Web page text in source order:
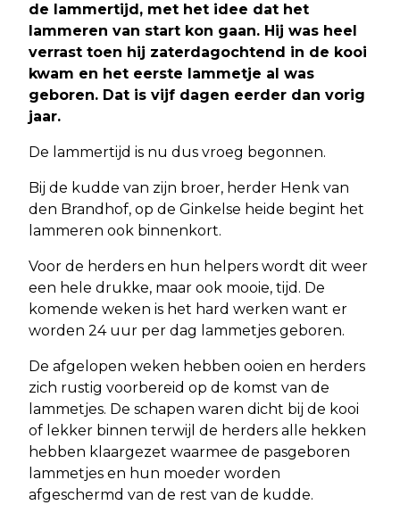
de lammertijd, met het idee dat het
lammeren van start kon gaan. Hij was heel
verrast toen hij zaterdagochtend in de kooi
kwam en het eerste lammetje al was
geboren. Dat is vijf dagen eerder dan vorig
jaar.
De lammertijd is nu dus vroeg begonnen.
Bij de kudde van zijn broer, herder Henk van
den Brandhof, op de Ginkelse heide begint het
lammeren ook binnenkort.
Voor de herders en hun helpers wordt dit weer
een hele drukke, maar ook mooie, tijd. De
komende weken is het hard werken want er
worden 24 uur per dag lammetjes geboren.
De afgelopen weken hebben ooien en herders
zich rustig voorbereid op de komst van de
lammetjes. De schapen waren dicht bij de kooi
of lekker binnen terwijl de herders alle hekken
hebben klaargezet waarmee de pasgeboren
lammetjes en hun moeder worden
afgeschermd van de rest van de kudde.